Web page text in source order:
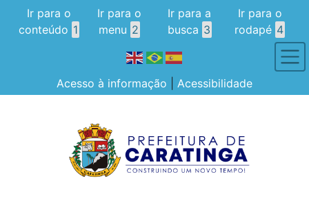
Ir para o
conteúdo 1
Ir para o
menu 2
Ir para a
busca 3
Ir para o
rodapé 4
Acesso à informação Acessibilidade